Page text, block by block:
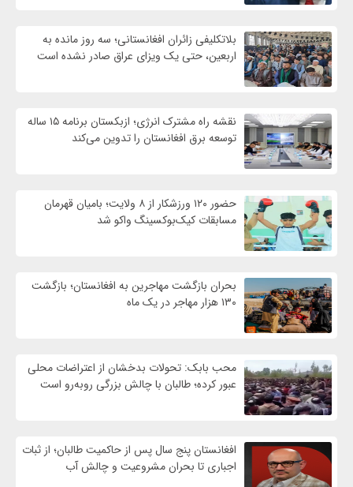
بلاتکلیفی زائران افغانستانی؛ سه روز مانده به
اربعین، حتی یک ویزای عراق صادر نشده است
نقشه راه مشترک انرژی؛ ازبکستان برنامه ۱۵ ساله
توسعه برق افغانستان را تدوین می‌کند
حضور ۱۲۰ ورزشکار از ۸ ولایت؛ بامیان قهرمان
مسابقات کیک‌بوکسینگ واکو شد
بحران بازگشت مهاجرین به افغانستان؛ بازگشت
۱۳۰ هزار مهاجر در یک ماه
محب بابک: تحولات بدخشان از اعتراضات محلی
عبور کرده؛ طالبان با چالش بزرگی روبه‌رو است
افغانستان پنج سال پس از حاکمیت طالبان؛ از ثبات
اجباری تا بحران مشروعیت و چالش آب